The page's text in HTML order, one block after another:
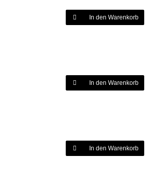
In den Warenkorb
In den Warenkorb
In den Warenkorb